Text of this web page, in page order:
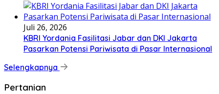
Juli 26, 2026
KBRI Yordania Fasilitasi Jabar dan DKI Jakarta
Pasarkan Potensi Pariwisata di Pasar Internasional
Selengkapnya
Pertanian